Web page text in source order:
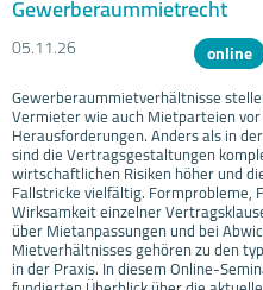
Gewerberaummietrecht
05.11.26 online
Gewerberaummietverhältnisse
Vermieter wie auch Mietparteien
Herausforderungen. Anders als in
sind die Vertragsgestaltungen
wirtschaftlichen Risiken höher und
Fallstricke vielfältig. Formprobleme,
Wirksamkeit einzelner
über Mietanpassungen und bei
Mietverhältnisses gehören zu den
in der Praxis. In diesem Online-